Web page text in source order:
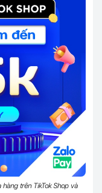
trên TikTok Shop và